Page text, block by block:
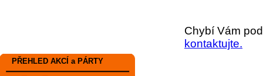
Chybí Vám
kontaktujte.
PŘEHLED AKCÍ a PÁRTY